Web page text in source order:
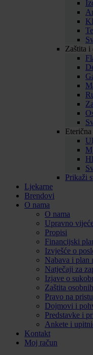
Zaštita i
Prikaži
Ljekarne
Brendovi
O nama
O nama
Upravno
Propisi
Financijski
Izvješće o
Nabava i plan
Natječaji za
Izjave o
Zaštita
Pravo na
Dojmovi i
Predstavke i
Ankete i
Kontakt
Moj račun